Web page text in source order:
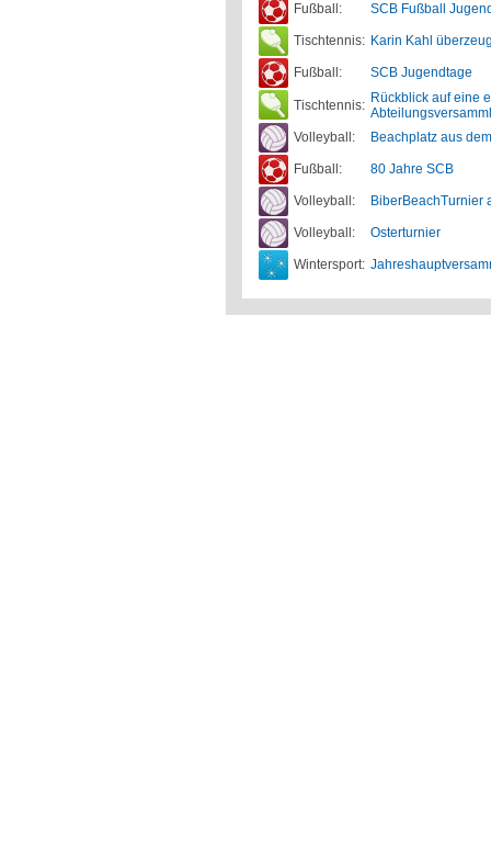
Fußball: SCB Fußball
Tischtennis: Karin Kahl
Fußball: SCB Jugendtage
Tischtennis: Rückblick auf eine
Volleyball:
Beachplatz aus
Fußball: 80 Jahre SCB
Volleyball: BiberBeachTurnier
Volleyball: Osterturnier
Wintersport: